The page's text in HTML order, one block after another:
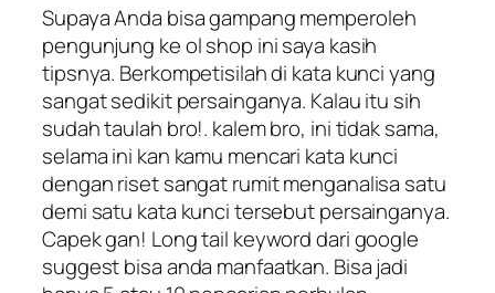
Supaya Anda bisa gampang memperoleh
pengunjung ke ol shop ini saya kasih
tipsnya. Berkompetisilah di kata kunci yang
sangat sedikit persainganya. Kalau itu sih
sudah taulah bro!. kalem bro, ini tidak sama,
selama ini kan kamu mencari kata kunci
dengan riset sangat rumit menganalisa satu
demi satu kata kunci tersebut persainganya.
Capek gan! Long tail keyword dari google
suggest bisa anda manfaatkan. Bisa jadi